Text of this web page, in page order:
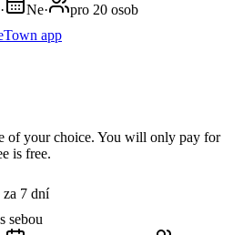
· Ne·
pro 20 osob
app
of your choice. You will only pay for
is free.
za 7 dní
sebou